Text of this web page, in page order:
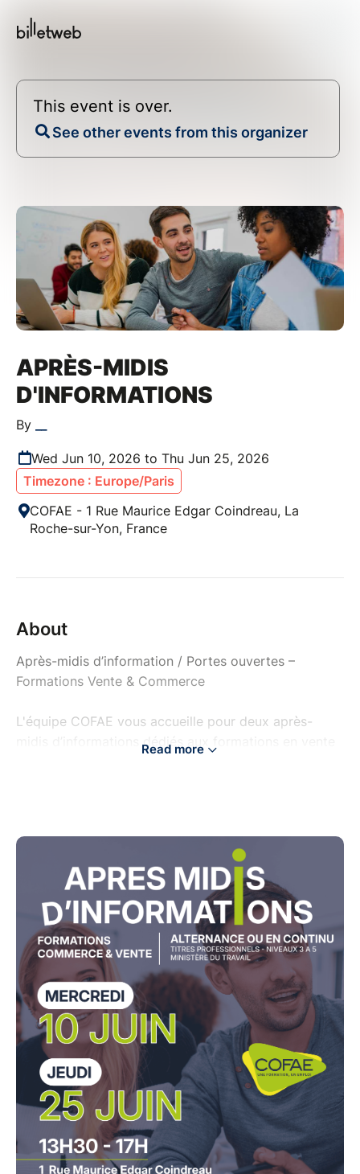
This event is over.
See other events from this organizer
APRÈS-MIDIS
D'INFORMATIONS
By
Wed Jun 10, 2026 to Thu Jun 25, 2026
Timezone : Europe/Paris
COFAE - 1 Rue Maurice Edgar Coindreau, La
Roche-sur-Yon, France
About
Après-midis d’information / Portes ouvertes –
Formations Vente & Commerce
L'équipe COFAE vous accueille pour deux après-
midis d’informations dédiés aux formations en vente
Venez découvrir les différents parcours de formation,
échanger avec les équipes pédagogiques et obtenir
toutes les informations nécessaires pour construire
votre projet professionnel dans le domaine de la
vente et du commercial.
Read more